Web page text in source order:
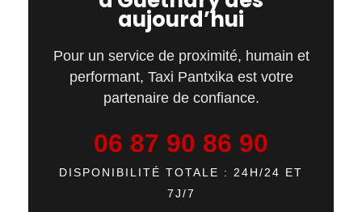
aujourd’hui
Pour un service de proximité, humain et
performant, Taxi Pantxikaest votre
partenaire de confiance.
06 87 90 86 90
DISPONIBILITÉ TOTALE : 24H/24 ET
7J/7